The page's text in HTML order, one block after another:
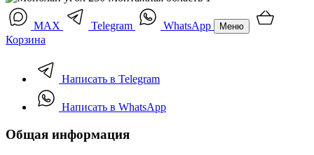
MAX Telegram WhatsApp Меню
Корзина
Написать в Telegram
Написать в WhatsApp
Общая информация